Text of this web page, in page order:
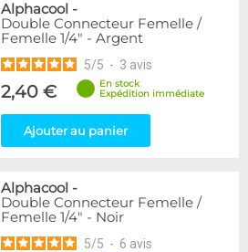
Alphacool -
Double Connecteur Femelle /
Femelle 1/4" - Argent
5/5 - 3 avis
2,40 €
En stock
Expédition immédiate
Ajouter au panier
Alphacool -
Double Connecteur Femelle /
Femelle 1/4" - Noir
5/5 - 6 avis